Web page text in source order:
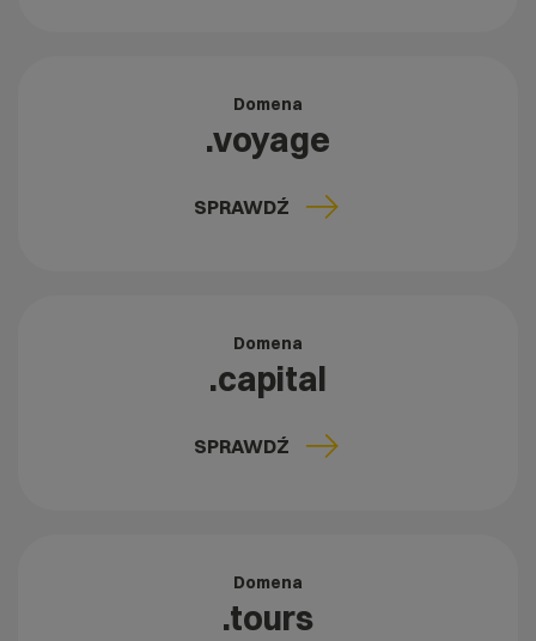
Domena
.voyage
SPRAWDŹ
Domena
.capital
SPRAWDŹ
Domena
.tours